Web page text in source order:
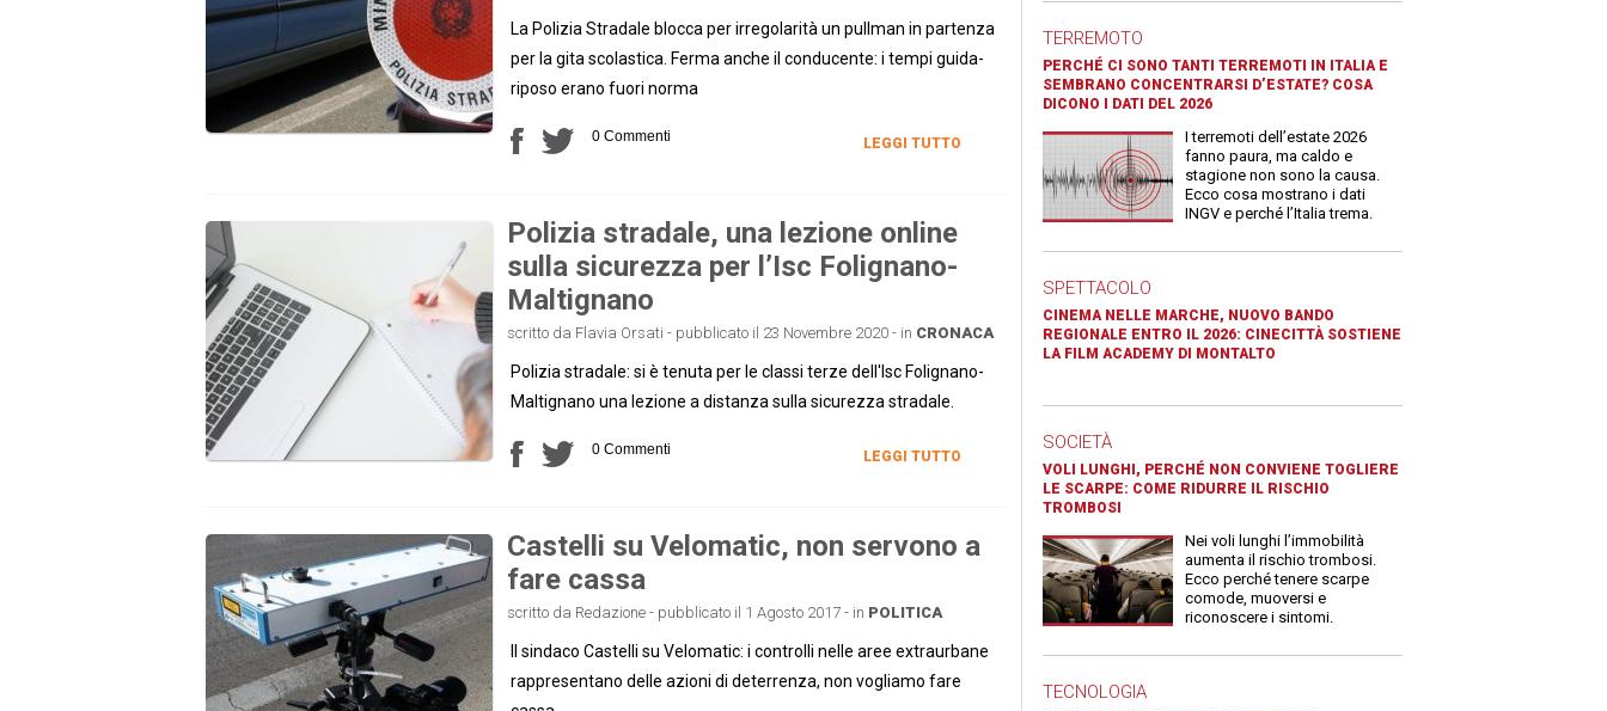
La Polizia Stradale blocca per irregolarità un pullman in partenza
per la gita scolastica. Ferma anche il conducente: i tempi guida-
riposo erano fuori norma
0 Commenti LEGGI TUTTO
Polizia stradale, una lezione online
sulla sicurezza per l’Isc Folignano-
Maltignano
scritto da Flavia Orsati - pubblicato il 23 Novembre 2020 - in CRONACA
Polizia stradale: si è tenuta per le classi terze dell'Isc Folignano-
Maltignano una lezione a distanza sulla sicurezza stradale.
0 Commenti LEGGI TUTTO
Castelli su Velomatic, non servono a
fare cassa
scritto da Redazione - pubblicato il 1 Agosto 2017 - in POLITICA
Il sindaco Castelli su Velomatic: i controlli nelle aree extraurbane
rappresentano delle azioni di deterrenza, non vogliamo fare
TERREMOTO
PERCHÉ CI SONO TANTI TERREMOTI IN ITALIA E
SEMBRANO CONCENTRARSI D’ESTATE? COSA
DICONO I DATI DEL 2026
I terremoti dell’estate 2026
fanno paura, ma caldo e
stagione non sono la causa.
Ecco cosa mostrano i dati
INGV e perché l’Italia trema.
SPETTACOLO
CINEMA NELLE MARCHE, NUOVO BANDO
REGIONALE ENTRO IL 2026: CINECITTÀ SOSTIENE
LA FILM ACADEMY DI MONTALTO
SOCIETÀ
VOLI LUNGHI, PERCHÉ NON CONVIENE TOGLIERE
LE SCARPE: COME RIDURRE IL RISCHIO
TROMBOSI
Nei voli lunghi l’immobilità
aumenta il rischio trombosi.
Ecco perché tenere scarpe
comode, muoversi e
riconoscere i sintomi.
TECNOLOGIA